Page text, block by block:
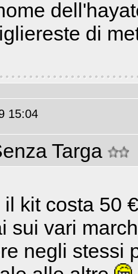
di
15:04
Targa
kit costa 50
sui vari
negli stessi